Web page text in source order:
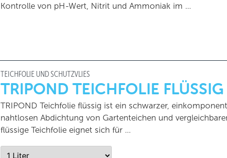
Kontrolle von pH-Wert, Nitrit und Ammoniak im …
TEICHFOLIE UND SCHUTZVLIES
TRIPOND TEICHFOLIE FLÜSSIG
TRIPOND Teichfolie flüssig ist ein schwarzer,
nahtlosen Abdichtung von Gartenteichen und
flüssige Teichfolie eignet sich für …